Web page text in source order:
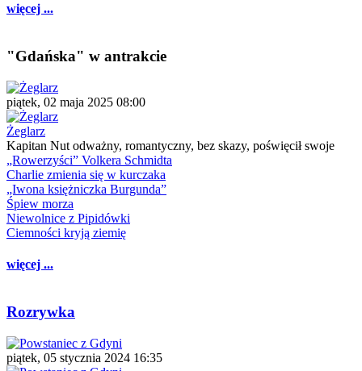
więcej ...
"Gdańska" w antrakcie
piątek, 02 maja 2025 08:00
Żeglarz
Kapitan Nut odważny, romantyczny, bez skazy, poświęcił swoje
„Rowerzyści” Volkera Schmidta
Charlie zmienia się w kurczaka
„Iwona księżniczka Burgunda”
Śpiew morza
Niewolnice z Pipidówki
Ciemności kryją ziemię
więcej ...
Rozrywka
piątek, 05 stycznia 2024 16:35